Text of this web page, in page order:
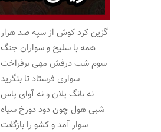
گزین کرد کوش از سپه صد هزار
همه با سلیح و سواران جنگ
سوم شب درفش مهی برفراخت
سواری فرستاد تا بنگرید
نه بانگ یلان و نه آوای پاس
شبی هول چون دود دوزخ سیاه
سوار آمد و کشو را بازگفت